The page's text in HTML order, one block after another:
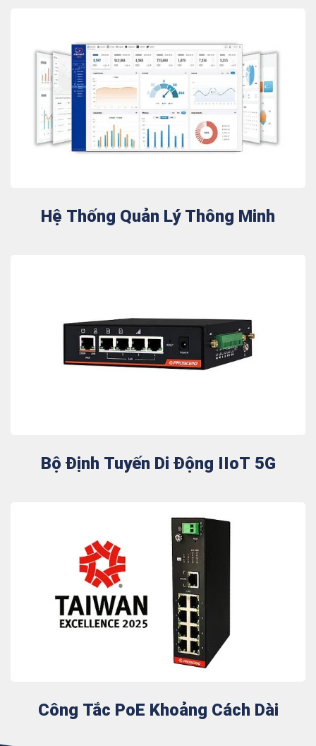
Hệ Thống Quản Lý Thông Minh
Bộ Định Tuyến Di Động IIoT 5G
Công Tắc PoE Khoảng Cách Dài